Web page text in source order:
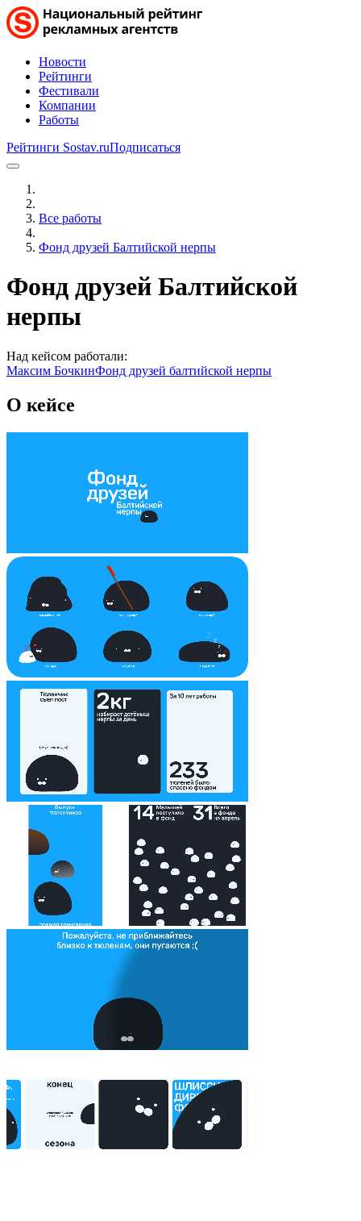
Новости
Рейтинги
Фестивали
Компании
Работы
Рейтинги Sostav.ruПодписаться
Все работы
Фонд друзей Балтийской нерпы
Фонд друзей Балтийской
нерпы
Над кейсом работали:
Максим БочкинФонд друзей балтийской нерпы
О кейсе